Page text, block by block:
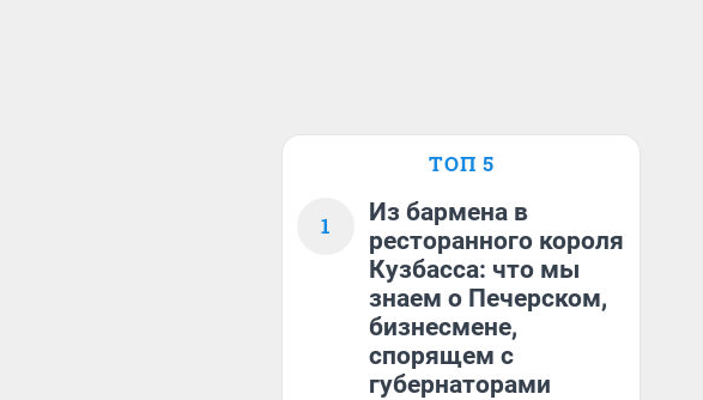
ТОП 5
1
Из бармена в
ресторанного короля
Кузбасса: что мы
знаем о Печерском,
бизнесмене,
спорящем с
губернаторами